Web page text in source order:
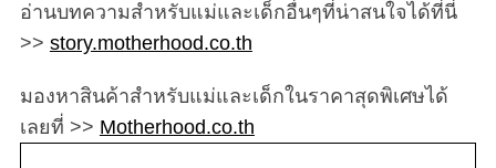
อ่านบทความสำหรับแม่และเด็กอื่นๆที่น่าสนใจได้ที่นี่
>> story.motherhood.co.th
มองหาสินค้าสำหรับแม่และเด็กในราคาสุดพิเศษได้
เลยที่ >> Motherhood.co.th